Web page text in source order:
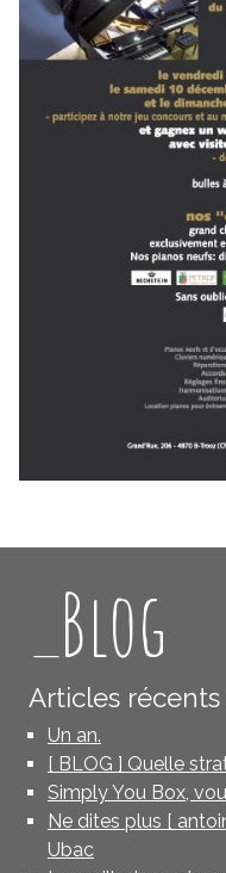
_Blog
Articles récents
Un an.
[ BLOG ] Quelle
Simply You Box,
Ne dites plus [
Ubac